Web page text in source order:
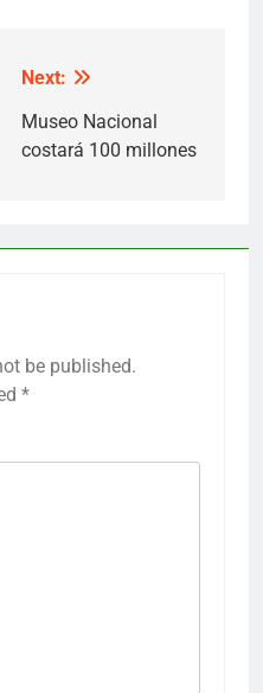
Next:
Museo Nacional
costará 100 millones
be published.
*